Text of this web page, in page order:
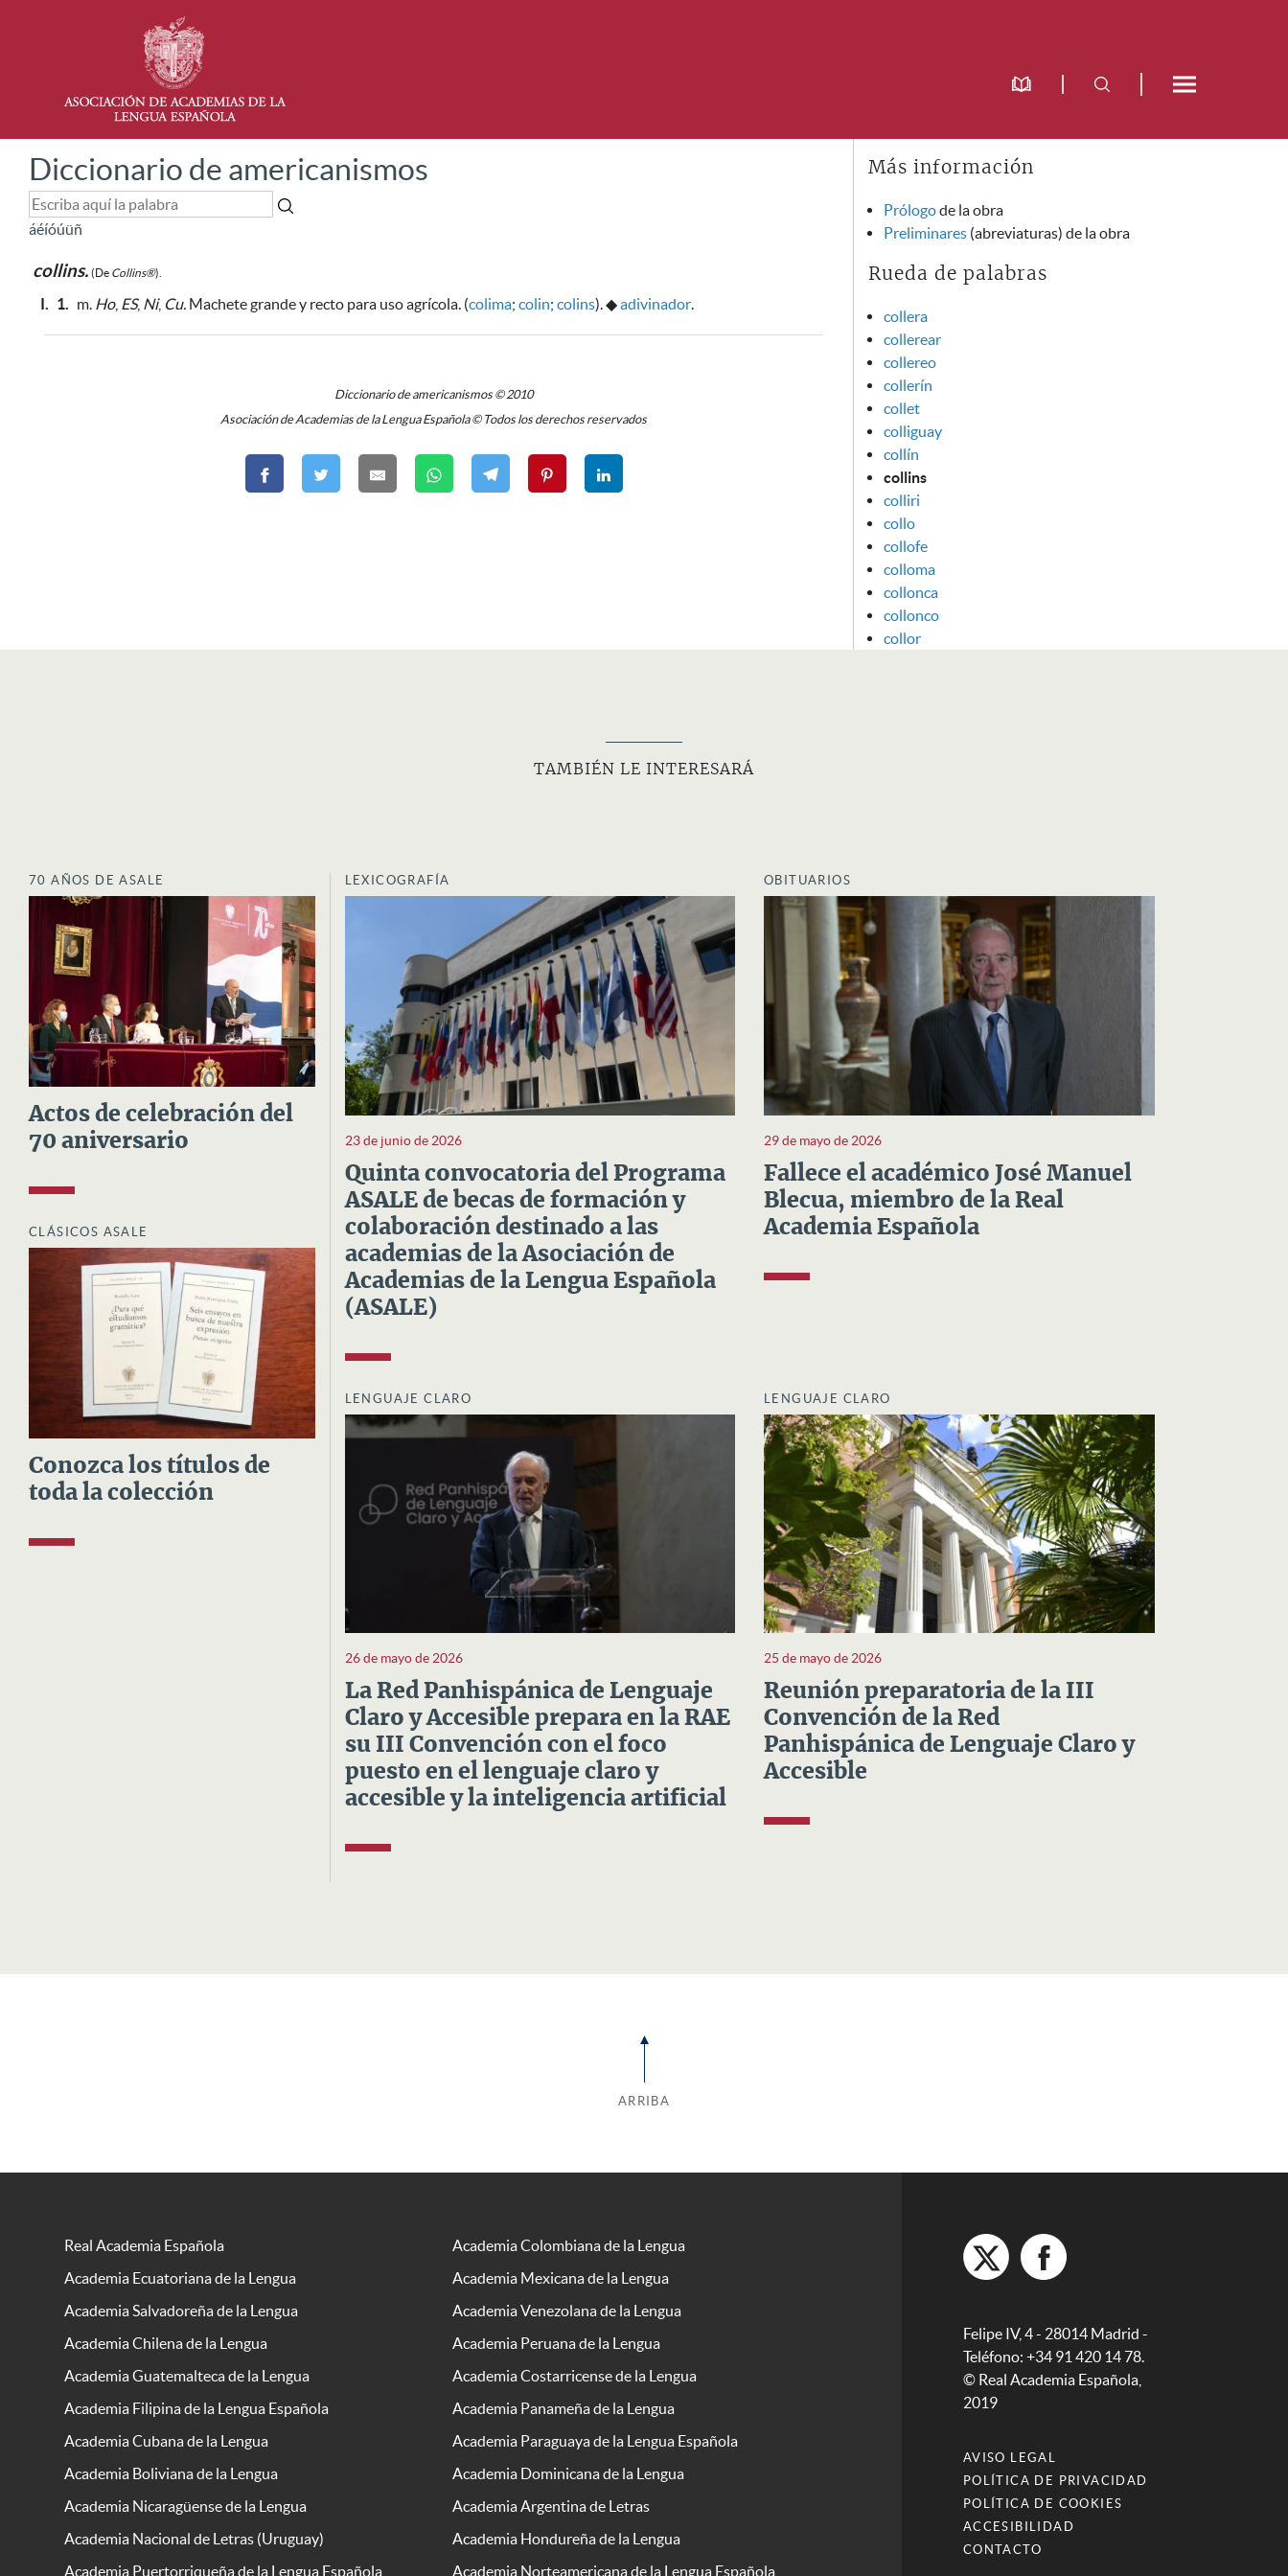
Diccionario de americanismos
áéíóúüñ
collins. (De Collins®).
I. 1. m. Ho, ES, Ni, Cu. Machete grande y recto para uso agrícola. (colima; colin; colins).◆adivinador.
Diccionario de americanismos © 2010
Asociación de Academias de la Lengua Española © Todos los derechos reservados
Más información
Prólogode la obra
Preliminares (abreviaturas) de la obra
Rueda de palabras
collera
collerear
collereo
collerín
collet
colliguay
collín
collins
colliri
collo
collofe
colloma
collonca
collonco
collor
TAMBIÉN LE INTERESARÁ
70 AÑOS DE ASALE
Actos de celebración del
70 aniversario
CLÁSICOS ASALE
Conozca los títulos de
toda la colección
LEXICOGRAFÍA
23 de junio de 2026
Quinta convocatoria del Programa
ASALE de becas de formación y
colaboración destinado a las
academias de la Asociación de
Academias de la Lengua Española
(ASALE)
OBITUARIOS
29 de mayo de 2026
Fallece el académico José Manuel
Blecua, miembro de la Real
Academia Española
LENGUAJE CLARO
26 de mayo de 2026
La Red Panhispánica de Lenguaje
Claro y Accesible prepara en la RAE
su III Convención con el foco
puesto en el lenguaje claro y
accesible y la inteligencia artificial
LENGUAJE CLARO
25 de mayo de 2026
Reunión preparatoria de la III
Convención de la Red
Panhispánica de Lenguaje Claro y
Accesible
ARRIBA
Real Academia Española
Academia Colombiana de la Lengua
Academia Ecuatoriana de la Lengua
Academia Mexicana de la Lengua
Academia Salvadoreña de la Lengua
Academia Venezolana de la Lengua
Academia Chilena de la Lengua
Academia Peruana de la Lengua
Academia Guatemalteca de la Lengua
Academia Costarricense de la Lengua
Academia Filipina de la Lengua Española
Academia Panameña de la Lengua
Academia Cubana de la Lengua
Academia Paraguaya de la Lengua Española
Academia Boliviana de la Lengua
Academia Dominicana de la Lengua
Academia Nicaragüense de la Lengua
Academia Argentina de Letras
Academia Nacional de Letras (Uruguay)
Academia Hondureña de la Lengua
Academia Puertorriqueña de la Lengua Española
Academia Norteamericana de la Lengua Española
Felipe IV, 4 - 28014 Madrid -
Teléfono: +34 91 420 14 78.
© Real Academia Española,
2019
AVISO LEGAL
POLÍTICA DE PRIVACIDAD
POLÍTICA DE COOKIES
ACCESIBILIDAD
CONTACTO